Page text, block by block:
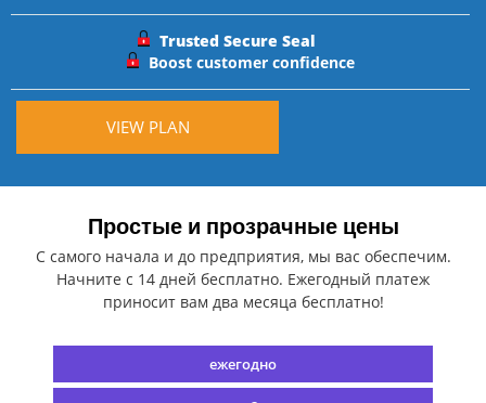
Trusted Secure Seal
Boost customer confidence
VIEW PLAN
Простые и прозрачные цены
С самого начала и до предприятия, мы вас обеспечим.
Начните с 14 дней бесплатно. Ежегодный платеж
приносит вам два месяца бесплатно!
ежегодно